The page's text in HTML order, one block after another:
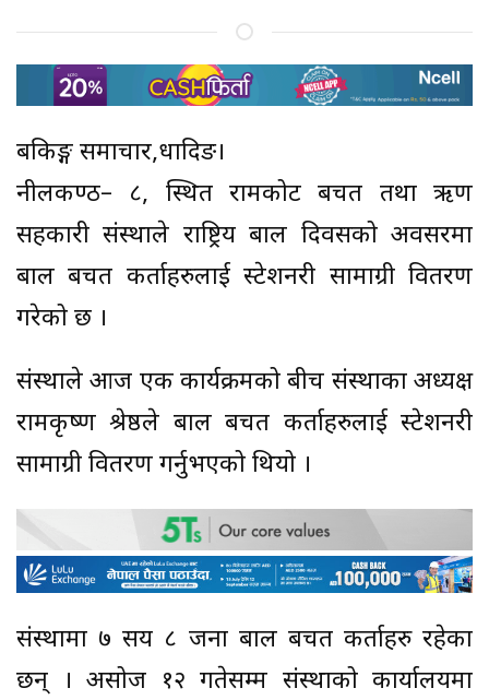
बैंकिङ्ग समाचार,धादिङ।
नीलकण्ठ– ८, स्थित रामकोट बचत तथा ऋण
सहकारी संस्थाले राष्ट्रिय बाल दिवसको अवसरमा
बाल बचत कर्ताहरुलाई स्टेशनरी सामाग्री वितरण
गरेको छ ।
संस्थाले आज एक कार्यक्रमको बीच संस्थाका अध्यक्ष
रामकृष्ण श्रेष्ठले बाल बचत कर्ताहरुलाई स्टेशनरी
सामाग्री वितरण गर्नुभएको थियो ।
संस्थामा ७ सय ८ जना बाल बचत कर्ताहरु रहेका
छन् । असोज १२ गतेसम्म संस्थाको कार्यालयमा